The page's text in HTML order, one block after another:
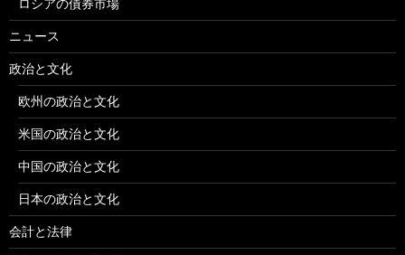
ロシアの債券市場
ニュース
政治と文化
欧州の政治と文化
米国の政治と文化
中国の政治と文化
日本の政治と文化
会計と法律